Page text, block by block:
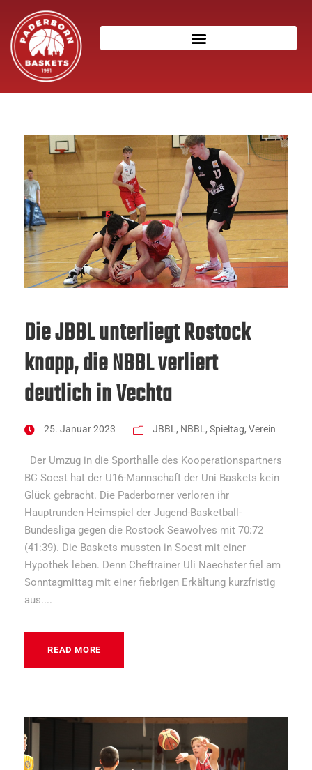
Die JBBL unterliegt Rostock
knapp, die NBBL verliert
deutlich in Vechta
25. Januar 2023 JBBL , NBBL , Spieltag, Verein
Der Umzug in die Sporthalle des Kooperationspartners
BC Soest hat der U16-Mannschaft der Uni Baskets kein
Glück gebracht. Die Paderborner verloren ihr
Hauptrunden-Heimspiel der Jugend-Basketball-
Bundesliga gegen die Rostock Seawolves mit 70:72
(41:39). Die Baskets mussten in Soest mit einer
Hypothek leben. Denn Cheftrainer Uli Naechster fiel am
Sonntagmittag mit einer fiebrigen Erkältung kurzfristig
aus....
READ MORE